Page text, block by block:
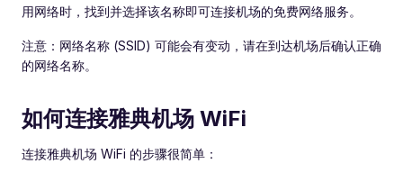
用网络时，找到并选择该名称即可连接机场的免费网络服务。
注意：网络名称 (SSID) 可能会有变动，请在到达机场后确认正确
的网络名称。
如何连接雅典机场 WiFi
连接雅典机场 WiFi 的步骤很简单：